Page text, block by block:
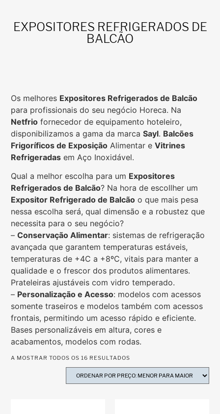
EXPOSITORES REFRIGERADOS DE
BALCÃO
Os melhores Expositores Refrigerados de Balcão
para profissionais do seu negócio Horeca. Na
Netfrio fornecedor de equipamento hoteleiro,
disponibilizamos a gama da marcaSayl. Balcões
Frigoríficos de Exposição Alimentar eVitrines
Refrigeradas em Aço Inoxidável.
Qual a melhor escolha para um Expositores
Refrigerados de Balcão? Na hora de escollher um
Expositor Refrigerado de Balcão o que mais pesa
nessa escolha será, qual dimensão e a robustez que
necessita para o seu negócio?
–Conservação Alimentar: sistemas de refrigeração
avançada que garantem temperaturas estáveis,
temperaturas de +4C a +8ºC, vitais para manter a
qualidade e o frescor dos produtos alimentares.
Prateleiras ajustáveis com vidro temperado.
– Personalização e Acesso: modelos com acessos
somente traseiros e modelos também com acessos
frontais, permitindo um acesso rápido e eficiente.
Bases personalizáveis em altura, cores e
acabamentos, modelos com rodas.
A MOSTRAR TODOS OS 16 RESULTADOS